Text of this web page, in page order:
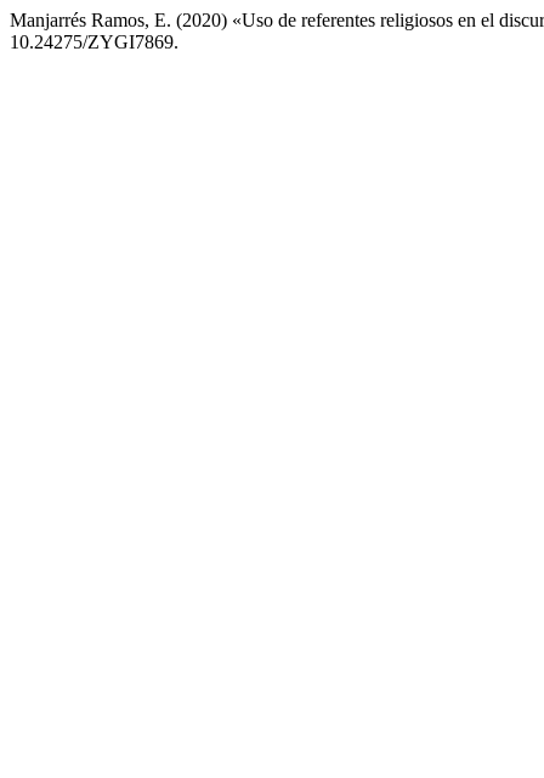
Manjarrés Ramos, E. (2020) «Uso de referentes religiosos en el
10.24275/ZYGI7869.